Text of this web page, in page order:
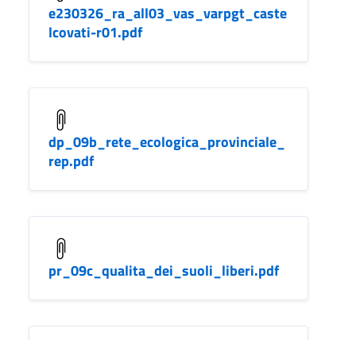
e230326_ra_all03_vas_varpgt_caste
lcovati-r01.pdf
dp_09b_rete_ecologica_provinciale_
rep.pdf
pr_09c_qualita_dei_suoli_liberi.pdf